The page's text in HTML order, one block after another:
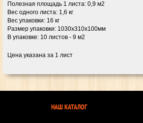
Полезная площадь 1 листа: 0,9 м2
Вес одного листа: 1,6 кг
Вес упаковки: 16 кг
Размер упаковки: 1030х310х100мм
В упаковке: 10 листов - 9 м2
Цена указана за 1 лист
НАШ КАТАЛОГ